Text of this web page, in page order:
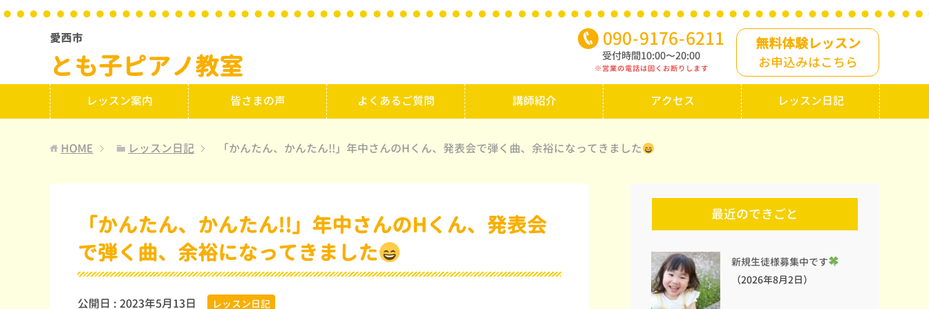
愛西市
とも子ピアノ教室
090-9176-6211
受付時間10:00〜20:00
※営業の電話は固くお断りします
無料体験レッスン
お申込みはこちら
レッスン案内 皆さまの声 よくあるご質問 講師紹介 アクセス レッスン日記
HOME レッスン日記 「かんたん、かんたん!!」年中さんのHくん、発表会で弾く曲、余裕になってきました
「かんたん、かんたん!!」年中さんのHくん、発表会
で弾く曲、余裕になってきました
公開日 : 2023年5月13日 レッスン日記
最近のできごと
新規生徒様募集中です
（2026年8月2日）